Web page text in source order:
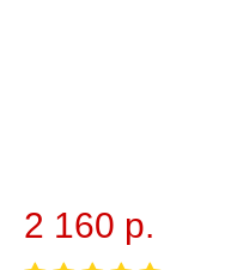
2 160 р.